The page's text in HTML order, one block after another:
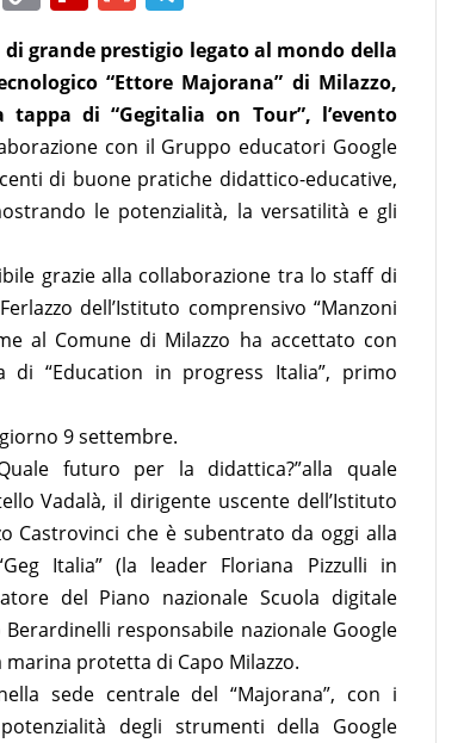
o
p
y
Li
n
k
b
o
ar
d
m
ai
l
el
e
gr
a
m
grande prestigio legato al mondo della
“Ettore Majorana” di Milazzo,
di “Gegitalia on Tour”, l’evento
con il Gruppo educatori Google
di buone pratiche didattico-educative,
le potenzialità, la versatilità e gli
grazie alla collaborazione tra lo staff di
dell’Istituto comprensivo “Manzoni
al Comune di Milazzo ha accettato con
“Education in progress Italia”, primo
9 settembre.
futuro per la didattica?”alla quale
Vadalà, il dirigente uscente dell’Istituto
Castrovinci che è subentrato da oggi alla
Italia” (la leader Floriana Pizzulli in
del Piano nazionale Scuola digitale
responsabile nazionale Google
protetta di Capo Milazzo.
sede centrale del “Majorana”, con i
degli strumenti della Google